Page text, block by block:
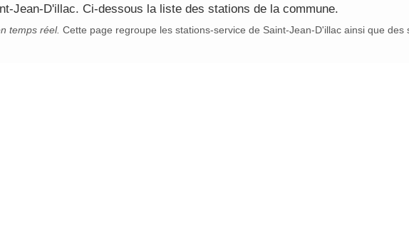
Jean-D'illac. Ci-dessous la liste des stations de la commune.
temps réel. Cette page regroupe les stations-service de Saint-Jean-D'illac ainsi que